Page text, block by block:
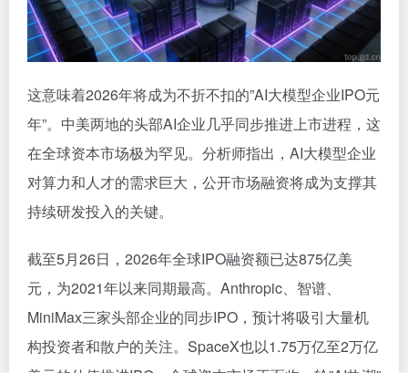
这意味着2026年将成为不折不扣的”AI大模型企业IPO元
年”。中美两地的头部AI企业几乎同步推进上市进程，这
在全球资本市场极为罕见。分析师指出，AI大模型企业
对算力和人才的需求巨大，公开市场融资将成为支撑其
持续研发投入的关键。
截至5月26日，2026年全球IPO融资额已达875亿美
元，为2021年以来同期最高。Anthropic、智谱、
MiniMax三家头部企业的同步IPO，预计将吸引大量机
构投资者和散户的关注。SpaceX也以1.75万亿至2万亿